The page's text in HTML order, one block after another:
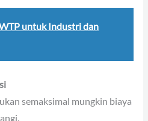
untuk Industri dan
semaksimal mungkin biaya